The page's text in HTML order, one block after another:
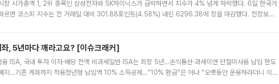
장 시가총액 1, 2위 종목인 삼성전자와 SK하이닉스가 급락하면서 지수가 4% 넘게 하락했다. 6일 한국거
르면 코스피 지수는 전 거래일 대비 301.88포인트(4.58%) 내린 6296.38에 장을 마감했다. 전장보다
, 5년마다 깨라고요? [이슈크래커]
융 ISA, 국내 투자 이자·배당 전액 비과세일반 ISA는 최장 5년…손익통산·과세이연 단절미사용 납입 한도
지…기존 계좌까지 적용청년형 납입액 10% 소득공제…“10% 환급”은 아냐 “오랫동안 운용하라더니 이제